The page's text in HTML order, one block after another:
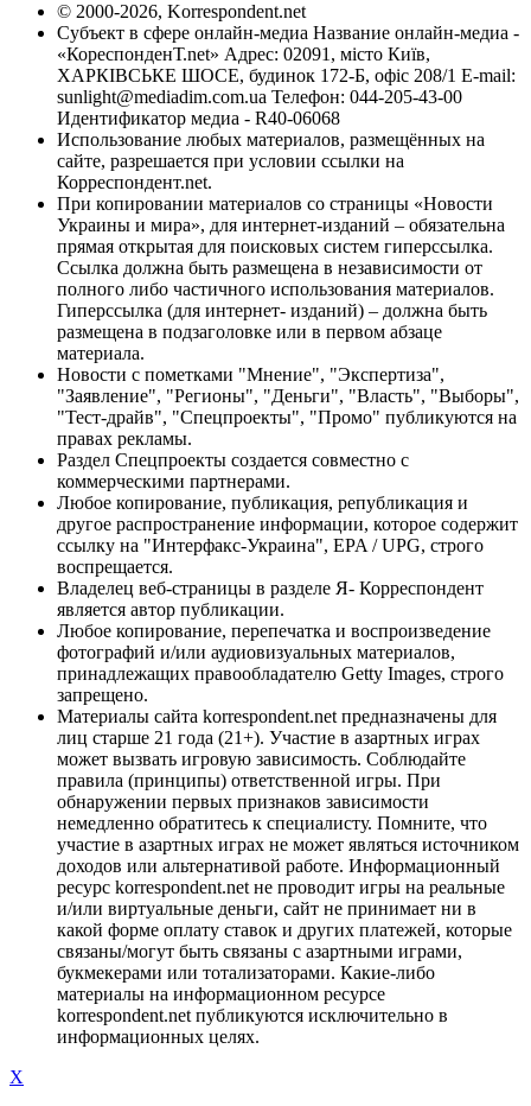
© 2000-2026, Korrespondent.net
Субъект в сфере онлайн-медиа Название онлайн-медиа -
«КореспонденТ.net» Адрес: 02091, місто Київ,
ХАРКІВСЬКЕ ШОСЕ, будинок 172-Б, офіс 208/1 E-mail:
sunlight@mediadim.com.ua Телефон: 044-205-43-00
Идентификатор медиа - R40-06068
Использование любых материалов, размещённых на
сайте, разрешается при условии ссылки на
Корреспондент.net.
При копировании материалов со страницы «Новости
Украины и мира», для интернет-изданий – обязательна
прямая открытая для поисковых систем гиперссылка.
Ссылка должна быть размещена в независимости от
полного либо частичного использования материалов.
Гиперссылка (для интернет- изданий) – должна быть
размещена в подзаголовке или в первом абзаце
материала.
Новости с пометками "Мнение", "Экспертиза",
"Заявление", "Регионы", "Деньги", "Власть", "Выборы",
"Тест-драйв", "Спецпроекты", "Промо" публикуются на
правах рекламы.
Раздел Спецпроекты создается совместно с
коммерческими партнерами.
Любое копирование, публикация, републикация и
другое распространение информации, которое содержит
ссылку на "Интерфакс-Украина", EPA / UPG, строго
воспрещается.
Владелец веб-страницы в разделе Я- Корреспондент
является автор публикации.
Любое копирование, перепечатка и воспроизведение
фотографий и/или аудиовизуальных материалов,
принадлежащих правообладателю Getty Images, строго
запрещено.
Материалы сайта korrespondent.net предназначены для
лиц старше 21 года (21+). Участие в азартных играх
может вызвать игровую зависимость. Соблюдайте
правила (принципы) ответственной игры. При
обнаружении первых признаков зависимости
немедленно обратитесь к специалисту. Помните, что
участие в азартных играх не может являться источником
доходов или альтернативой работе. Информационный
ресурс korrespondent.net не проводит игры на реальные
и/или виртуальные деньги, сайт не принимает ни в
какой форме оплату ставок и других платежей, которые
связаны/могут быть связаны с азартными играми,
букмекерами или тотализаторами. Какие-либо
материалы на информационном ресурсе
korrespondent.net публикуются исключительно в
информационных целях.
X